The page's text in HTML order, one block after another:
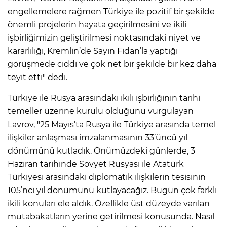
engellemelere rağmen Türkiye ile pozitif bir şekilde
önemli projelerin hayata geçirilmesini ve ikili
işbirliğimizin geliştirilmesi noktasındaki niyet ve
kararlılığı, Kremlin’de Sayın Fidan’la yaptığı
görüşmede ciddi ve çok net bir şekilde bir kez daha
teyit etti" dedi.
Türkiye ile Rusya arasındaki ikili işbirliğinin tarihi
temeller üzerine kurulu olduğunu vurgulayan
Lavrov, "25 Mayıs’ta Rusya ile Türkiye arasında temel
ilişkiler anlaşması imzalanmasının 33’üncü yıl
dönümünü kutladık. Önümüzdeki günlerde, 3
Haziran tarihinde Sovyet Rusyası ile Atatürk
Türkiyesi arasındaki diplomatik ilişkilerin tesisinin
105’nci yıl dönümünü kutlayacağız. Bugün çok farklı
ikili konuları ele aldık. Özellikle üst düzeyde varılan
mutabakatların yerine getirilmesi konusunda. Nasıl